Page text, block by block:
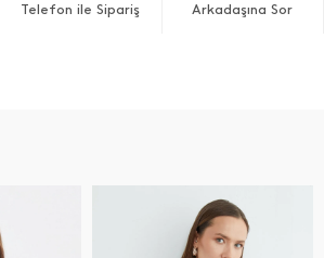
Telefon ile Sipariş Arkadaşına Sor